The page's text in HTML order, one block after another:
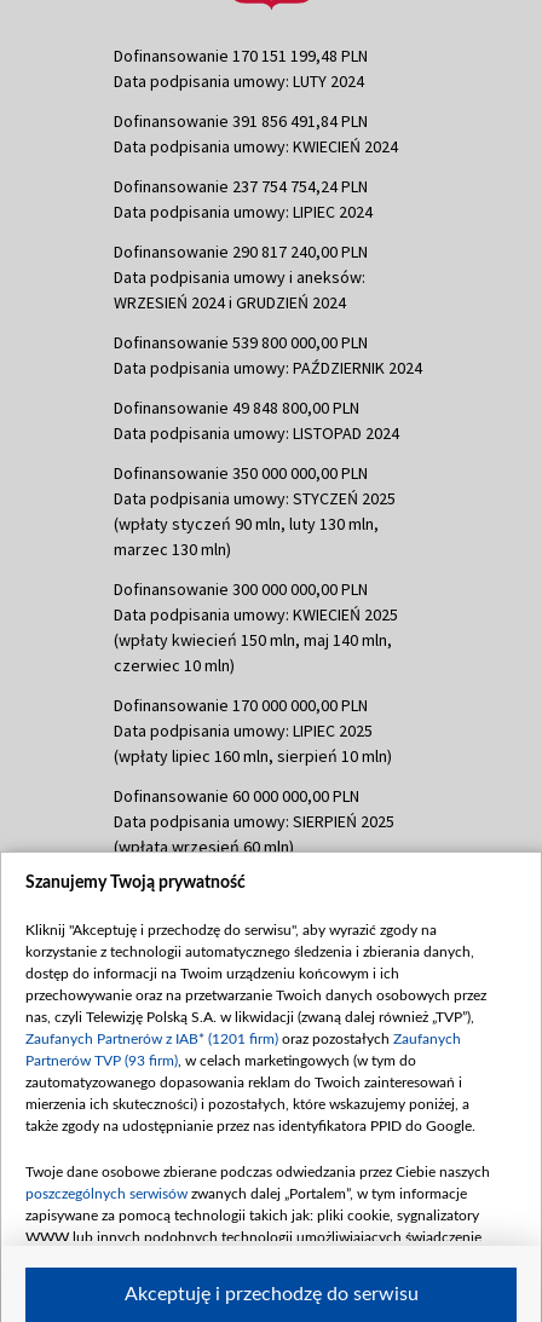
Dofinansowanie 170 151 199,48 PLN
Data podpisania umowy: LUTY 2024
Dofinansowanie 391 856 491,84 PLN
Data podpisania umowy: KWIECIEŃ 2024
Dofinansowanie 237 754 754,24 PLN
Data podpisania umowy: LIPIEC 2024
Dofinansowanie 290 817 240,00 PLN
Data podpisania umowy i aneksów:
WRZESIEŃ 2024 i GRUDZIEŃ 2024
Dofinansowanie 539 800 000,00 PLN
Data podpisania umowy: PAŹDZIERNIK 2024
Dofinansowanie 49 848 800,00 PLN
Data podpisania umowy: LISTOPAD 2024
Dofinansowanie 350 000 000,00 PLN
Data podpisania umowy: STYCZEŃ 2025
(wpłaty styczeń 90 mln, luty 130 mln,
marzec 130 mln)
Dofinansowanie 300 000 000,00 PLN
Data podpisania umowy: KWIECIEŃ 2025
(wpłaty kwiecień 150 mln, maj 140 mln,
czerwiec 10 mln)
Dofinansowanie 170 000 000,00 PLN
Data podpisania umowy: LIPIEC 2025
(wpłaty lipiec 160 mln, sierpień 10 mln)
Dofinansowanie 60 000 000,00 PLN
Data podpisania umowy: SIERPIEŃ 2025
(wpłata wrzesień 60 mln)
Dofinansowanie 635 783 051,21 PLN
(wpłata wrzesień 100 mln, październik 350
mln, listopad 265 mln)
Dofinansowanie 48 862 000,00 PLN
Data podpisania umowy: GRUDZIEŃ 2025
(wpłata grudzień 60,548 mln)
Dofinansowanie 900 000 000,00 PLN
Data podpisania umowy: LUTY 2026 (wpłata
kwiecień 180 mln, 7 maja 180 mln, 8
czerwca 90 mln)
Dofinansowanie 250 000 000,00 PLN
4 sierpnia 250 mln
Szanujemy Twoją prywatność
Kliknij "Akceptuję i przechodzę do serwisu", aby wyrazić zgody na
korzystanie z technologii automatycznego śledzenia i zbierania danych,
dostęp do informacji na Twoim urządzeniu końcowym i ich
przechowywanie oraz na przetwarzanie Twoich danych osobowych przez
nas, czyli Telewizję Polską S.A. w likwidacji (zwaną dalej również „TVP”),
Zaufanych Partnerów z IAB* (1201 firm) oraz pozostałych Zaufanych
Partnerów TVP (93 firm) , w celach marketingowych (w tym do
zautomatyzowanego dopasowania reklam do Twoich zainteresowań i
mierzenia ich skuteczności) i pozostałych, które wskazujemy poniżej, a
także zgody na udostępnianie przez nas identyfikatora PPID do Google.
Twoje dane osobowe zbierane podczas odwiedzania przez Ciebie naszych
poszczególnych serwisów zwanych dalej „Portalem”, w tym informacje
zapisywane za pomocą technologii takich jak: pliki cookie, sygnalizatory
WWW lub innych podobnych technologii umożliwiających świadczenie
Akceptuję i przechodzę do serwisu